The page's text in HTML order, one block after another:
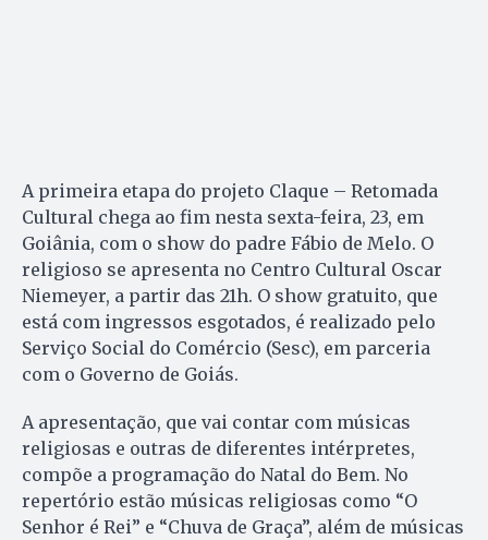
A primeira etapa do projeto Claque – Retomada
Cultural chega ao fim nesta sexta-feira, 23, em
Goiânia, com o show do padre Fábio de Melo. O
religioso se apresenta no Centro Cultural Oscar
Niemeyer, a partir das 21h. O show gratuito, que
está com ingressos esgotados, é realizado pelo
Serviço Social do Comércio (Sesc), em parceria
com o Governo de Goiás.
A apresentação, que vai contar com músicas
religiosas e outras de diferentes intérpretes,
compõe a programação do Natal do Bem. No
repertório estão músicas religiosas como “O
Senhor é Rei” e “Chuva de Graça”, além de músicas